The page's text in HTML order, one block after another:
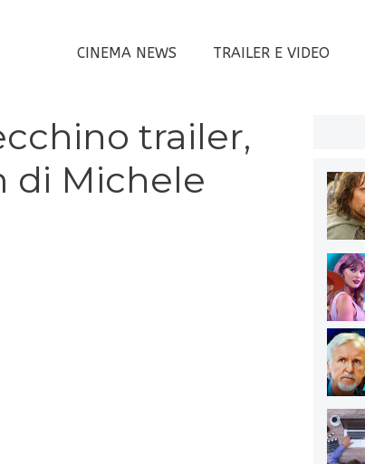
CINEMA NEWS TRAILER E VIDEO
trailer,
di Michele